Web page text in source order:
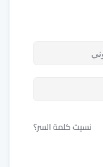
نسيت كلمة السر؟